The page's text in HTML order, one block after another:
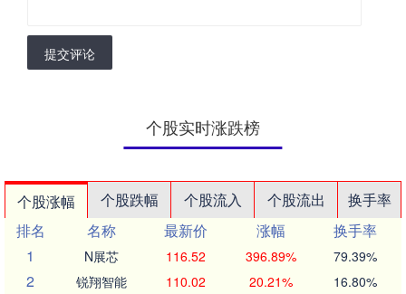
提交评论
个股实时涨跌榜
个股涨幅 个股跌幅 个股流入 个股流出
换手率
排名
名称 最新价 涨幅
换手率
1
N展芯 116.52 396.89% 79.39%
2 锐翔智能 110.02 20.21% 16.80%